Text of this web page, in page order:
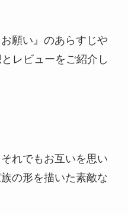
願い』のあらすじや
レビューをご紹介し
れでもお互いを思い
の形を描いた素敵な